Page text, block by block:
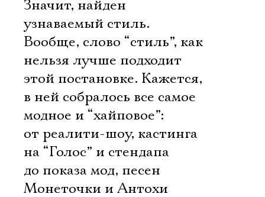
Значит, найден
узнаваемый стиль.
Вообще, слово “стиль”, как
нельзя лучше подходит
этой постановке. Кажется,
в ней собралось все самое
модное и “хайповое”:
от реалити-шоу, кастинга
на “Голос” и стендапа
до показа мод, песен
Монеточки и Антохи